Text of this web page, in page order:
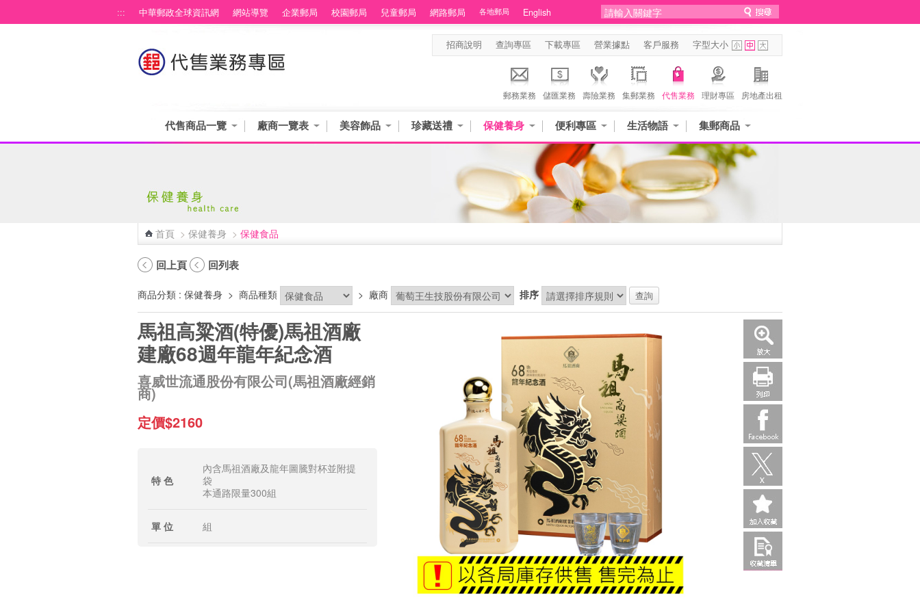
::: 中華郵政全球資訊網 網站導覽 企業郵局 校園郵局 兒童郵局 網路郵局 各地郵局 English
招商說明 查詢專區 下載專區 營業據點 客戶服務 字型大小
郵務業務 儲匯業務 壽險業務 集郵業務 代售業務 理財專區 房地產出租
代售商品一覽 廠商一覽表 美容飾品 珍藏送禮 保健養身 便利專區 生活物語 集郵商品
首頁 > 保健養身 > 保健食品
回上頁 回列表
商品分類 : 保健養身 > 商品種類 > 廠商 排序
馬祖高粱酒(特優)馬祖酒廠
建廠68週年龍年紀念酒
喜威世流通股份有限公司(馬祖酒廠經銷
商)
定價$2160
特 色
內含馬祖酒廠及龍年圖騰對杯並附提
袋
本通路限量300組
單 位 組